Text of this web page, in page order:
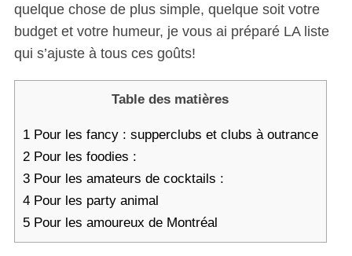
quelque chose de plus simple, quelque soit votre
budget et votre humeur, je vous ai préparé LA liste
qui s’ajuste à tous ces goûts!
Table des matières
1Pour les fancy : supperclubs et clubs à outrance
2Pour les foodies :
3Pour les amateurs de cocktails :
4Pour les party animal
5Pour les amoureux de Montréal